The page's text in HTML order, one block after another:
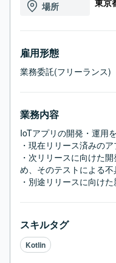
場所 東京
雇用形態
業務委託(フリーランス)
業務内容
IoTアプリの開発・運用
・現在リリース済みの
・次リリースに向けた
め、そのテストによる
・別途リリースに向け
スキルタグ
Kotlin